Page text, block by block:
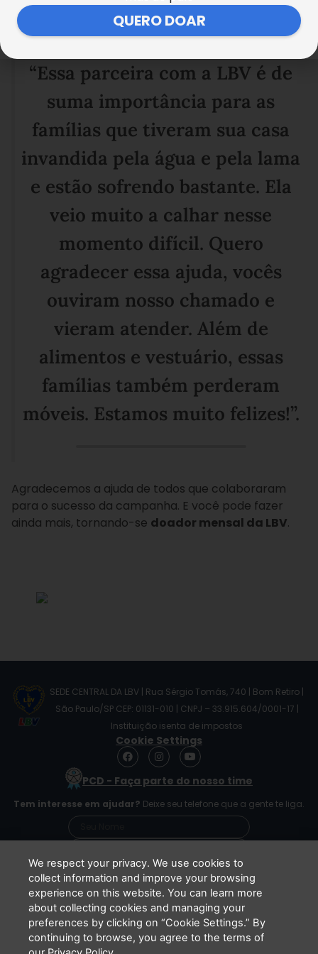
“Essa parceira com a LBV é de
suma importância para as
famílias que tiveram sua casa
invandida pela água e pela lama
e estão sofrendo bastante. Ela
veio muito a calhar nesse
momento difícil. Quero
agradecer essa ajuda, vocês
ouviram nosso chamado e
vieram atender. Além de
alimentos e vestuário, essas
famílias também perderam
móveis. Estamos muito felizes!”.
Agradecemos a ajuda de todos que colaboraram
para o sucesso da campanha. E você pode fazer
ainda mais, tornando-se doador mensal da LBV.
SEDE CENTRAL DA LBV | Rua Sérgio Tomás, 740 | Bom Retiro |
São Paulo/SP CEP: 01131-010 | CNPJ – 33.915.604/0001-17 |
Instituição isenta de impostos
Cookie Settings
F
a
e
o
o
I
n
s
t
g
r
m
Y
o
t
b
e
PCD - Faça parte do nosso time
Tem interesse em ajudar? Deixe seu telefone que a gente te liga.
Li e concordo que minhas informações serão
tratadas de acordo com oAviso de Privacidade
da LBV
ENVIAR
We respect your privacy. We use cookies to
collect information and improve your browsing
experience on this website. You can learn more
about collecting cookies and managing your
preferences by clicking on “Cookie Settings.” By
continuing to browse, you agree to the terms of
QUERO DOAR